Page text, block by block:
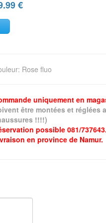
€
: Rose fluo
uniquement en
être montées et réglées
!!!!)
possible 081/737643.
en province de Namur.